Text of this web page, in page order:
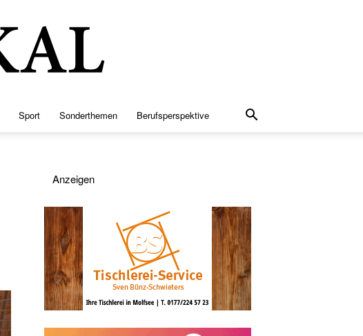
Sport Sonderthemen Berufsperspektive
Anzeigen